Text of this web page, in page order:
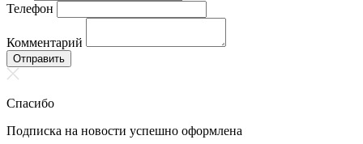
Телефон
Комментарий
Отправить
Спасибо
Подписка на новости успешно оформлена